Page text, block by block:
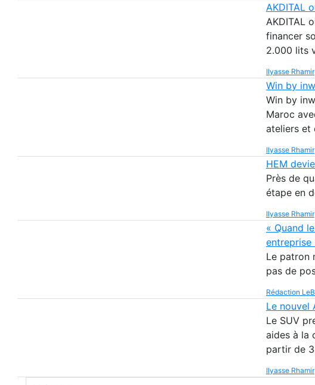
AKDITAL
AKDITAL
financer
2.000 lits
Ilyasse Rhamir
Win by
Win by
Maroc
ateliers et
Ilyasse Rhamir
HEM
Près de
étape en
Ilyasse Rhamir
« Quand
entreprise
Le patron
pas de
Rédaction
Le nouvel
Le SUV
aides à la
partir de
Ilyasse Rhamir